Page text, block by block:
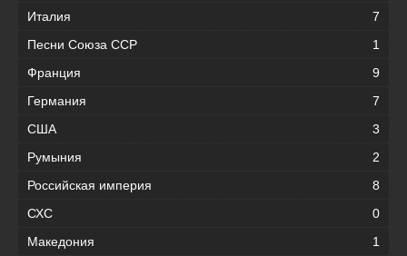
Италия
7
Песни Союза ССР
1
Франция
9
Германия
7
США
3
Румыния
2
Российская империя
8
СХС
0
Македония
1